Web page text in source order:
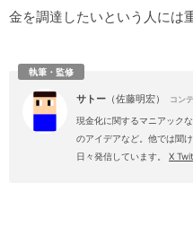
金を調達したいという人には
執筆・監修
サトー （佐藤明宏） コン
現金化に関するマニアック
のアイデアなど。他では聞
日々発信しています。 X